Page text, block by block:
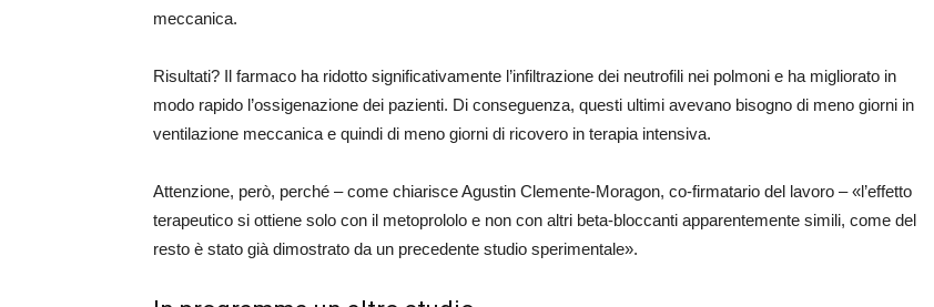
meccanica.
Risultati? Il farmaco ha ridotto significativamente l’infiltrazione dei neutrofili nei polmoni e ha migliorato in
modo rapido l’ossigenazione dei pazienti. Di conseguenza, questi ultimi avevano bisogno di meno giorni in
ventilazione meccanica e quindi di meno giorni di ricovero in terapia intensiva.
Attenzione, però, perché – come chiarisce Agustin Clemente-Moragon, co-firmatario del lavoro – «l’effetto
terapeutico si ottiene solo con il metoprololo e non con altri beta-bloccanti apparentemente simili, come del
resto è stato già dimostrato da un precedente studio sperimentale».